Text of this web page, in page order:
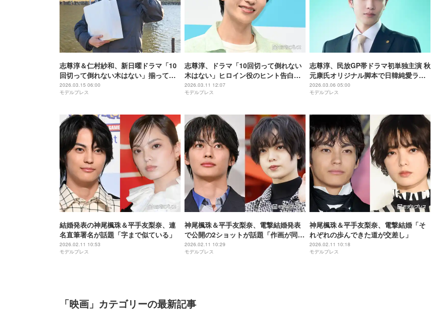
志尊淳＆仁村紗和、新日曜ドラマ「10
回切って倒れない木はない」揃ってク
ランクイン 出会って間もない1話場面
写真も公開
2026.03.15 06:00
モデルプレス
志尊淳、ドラマ「10回切って倒れない
木はない」ヒロイン役のヒント告白
「初めまして」「同い年」
2026.03.11 12:07
モデルプレス
志尊淳、民放GP帯ドラマ初単独主演 秋
元康氏オリジナル脚本で日韓純愛ラブ
ストーリー【10回切って倒れない木は
ない】
2026.03.06 05:00
モデルプレス
結婚発表の神尾楓珠＆平手友梨奈、連
名直筆署名が話題「字まで似ている」
2026.02.11 10:53
モデルプレス
神尾楓珠＆平手友梨奈、電撃結婚発表
で公開の2ショットが話題「作画が同じ
すぎる」「美男美女夫婦」と反響相次
ぐ
2026.02.11 10:29
モデルプレス
神尾楓珠＆平手友梨奈、電撃結婚「そ
れぞれの歩んできた道が交差し」
2026.02.11 10:18
モデルプレス
「映画」カテゴリーの最新記事